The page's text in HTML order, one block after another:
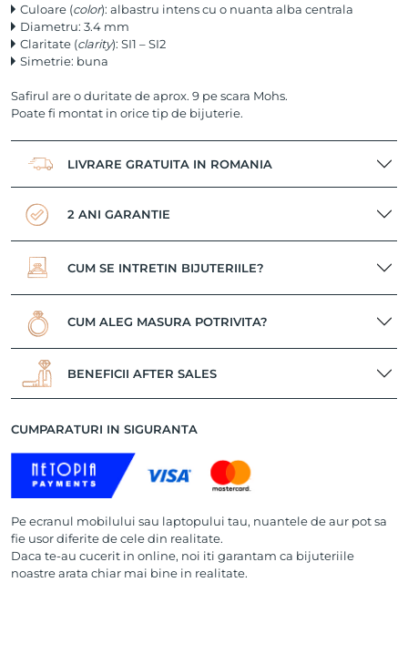
Culoare (color): albastru intens cu o nuanta alba centrala
Diametru: 3.4 mm
Claritate (clarity): SI1 – SI2
Simetrie: buna
Safirul are o duritate de aprox. 9 pe scara Mohs.
Poate fi montat in orice tip de bijuterie.
LIVRARE GRATUITA IN ROMANIA
2 ANI GARANTIE
CUM SE INTRETIN BIJUTERIILE?
CUM ALEG MASURA POTRIVITA?
BENEFICII AFTER SALES
CUMPARATURI IN SIGURANTA
Pe ecranul mobilului sau laptopului tau, nuantele de aur pot sa
fie usor diferite de cele din realitate.
Daca te-au cucerit in online, noi iti garantam ca bijuteriile
noastre arata chiar mai bine in realitate.